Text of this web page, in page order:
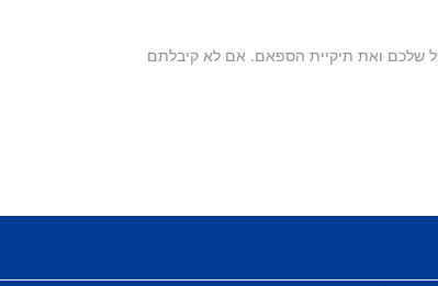
שלכם ואת תיקיית הספאם. אם לא קיבלתם